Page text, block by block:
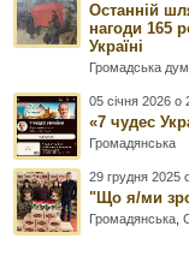
Останній
нагоди 165
Україні
Громадська
05 січня 2026 о
«7 чудес
Громадянська
29 грудня 2025
"Що я/ми
Громадянська ,